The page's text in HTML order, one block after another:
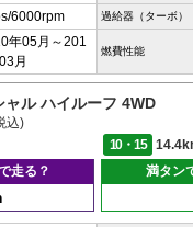
6000rpm 過給器（ターボ）
年05月～201
月
燃費性能
ル ハイルーフ 4WD
込)
10・15
走る？
満タン